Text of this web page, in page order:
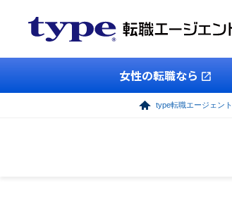
女性の転職なら
type転職エージェント